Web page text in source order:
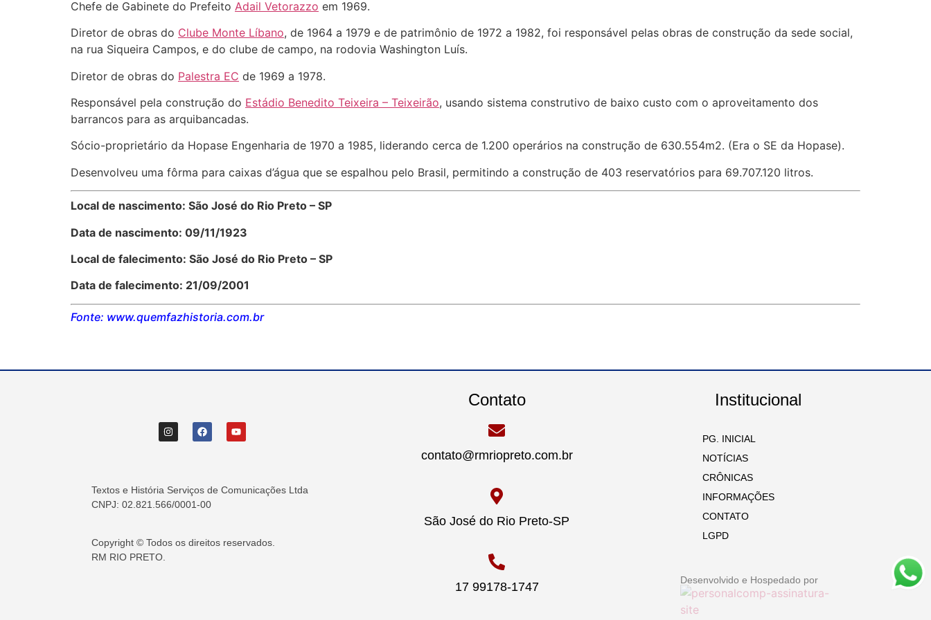
Chefe de Gabinete do Prefeito Adail Vetorazzo em 1969.
Diretor de obras do Clube Monte Líbano, de 1964 a 1979 e de patrimônio de 1972 a 1982, foi responsável pelas obras de construção da sede social,
na rua Siqueira Campos, e do clube de campo, na rodovia Washington Luís.
Diretor de obras do Palestra EC de 1969 a 1978.
Responsável pela construção do Estádio Benedito Teixeira – Teixeirão, usando sistema construtivo de baixo custo com o aproveitamento dos
barrancos para as arquibancadas.
Sócio-proprietário da Hopase Engenharia de 1970 a 1985, liderando cerca de 1.200 operários na construção de 630.554m2. (Era o SE da Hopase).
Desenvolveu uma fôrma para caixas d’água que se espalhou pelo Brasil, permitindo a construção de 403 reservatórios para 69.707.120 litros.
Local de nascimento: São José do Rio Preto – SP
Data de nascimento: 09/11/1923
Local de falecimento: São José do Rio Preto – SP
Data de falecimento: 21/09/2001
Fonte: www.quemfazhistoria.com.br
Textos e História Serviços de Comunicações Ltda
CNPJ: 02.821.566/0001-00
Copyright © Todos os direitos reservados.
RM RIO PRETO.
Contato
contato@rmriopreto.com.br
São José do Rio Preto-SP
17 99178-1747
Institucional
PG. INICIAL
NOTÍCIAS
CRÔNICAS
INFORMAÇÕES
CONTATO
LGPD
Desenvolvido e Hospedado por